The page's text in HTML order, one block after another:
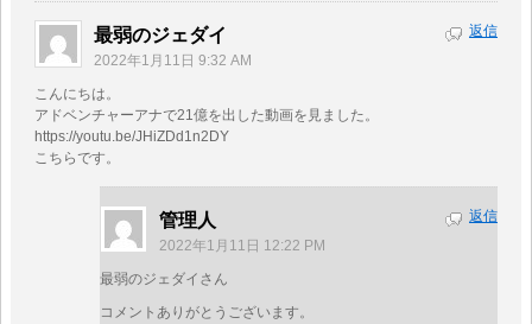
最弱のジェダイ
2022年1月11日 9:32 AM
こんにちは。
アドベンチャーアナで21億を出した動画を見ました。
https://youtu.be/JHiZDd1n2DY
こちらです。
返信
管理人
2022年1月11日 12:22 PM
最弱のジェダイさん
コメントありがとうございます。
返信